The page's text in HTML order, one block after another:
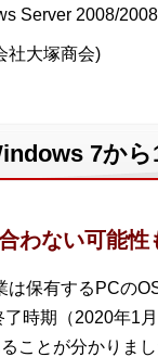
Server 2008/
社大塚商会)
7か
わない可能
保有するPCの
時期（2020年1
ことが分かりまし